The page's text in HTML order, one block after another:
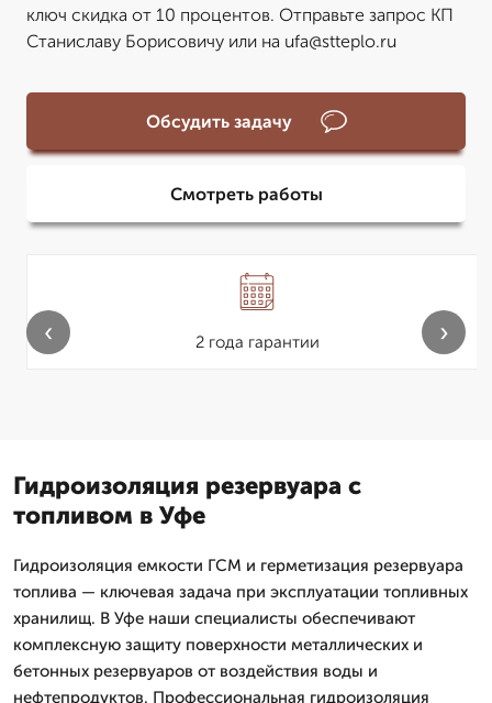
ключ скидка от 10 процентов. Отправьте запрос КП
Станиславу Борисовичу или на ufa@stteplo.ru
Обсудить задачу
Смотреть работы
2 года гарантии
‹ ›
Гидроизоляция резервуара с
топливом в Уфе
Гидроизоляция емкости ГСМ и герметизация резервуара
топлива — ключевая задача при эксплуатации топливных
хранилищ. В Уфе наши специалисты обеспечивают
комплексную защиту поверхности металлических и
бетонных резервуаров от воздействия воды и
нефтепродуктов. Профессиональная гидроизоляция